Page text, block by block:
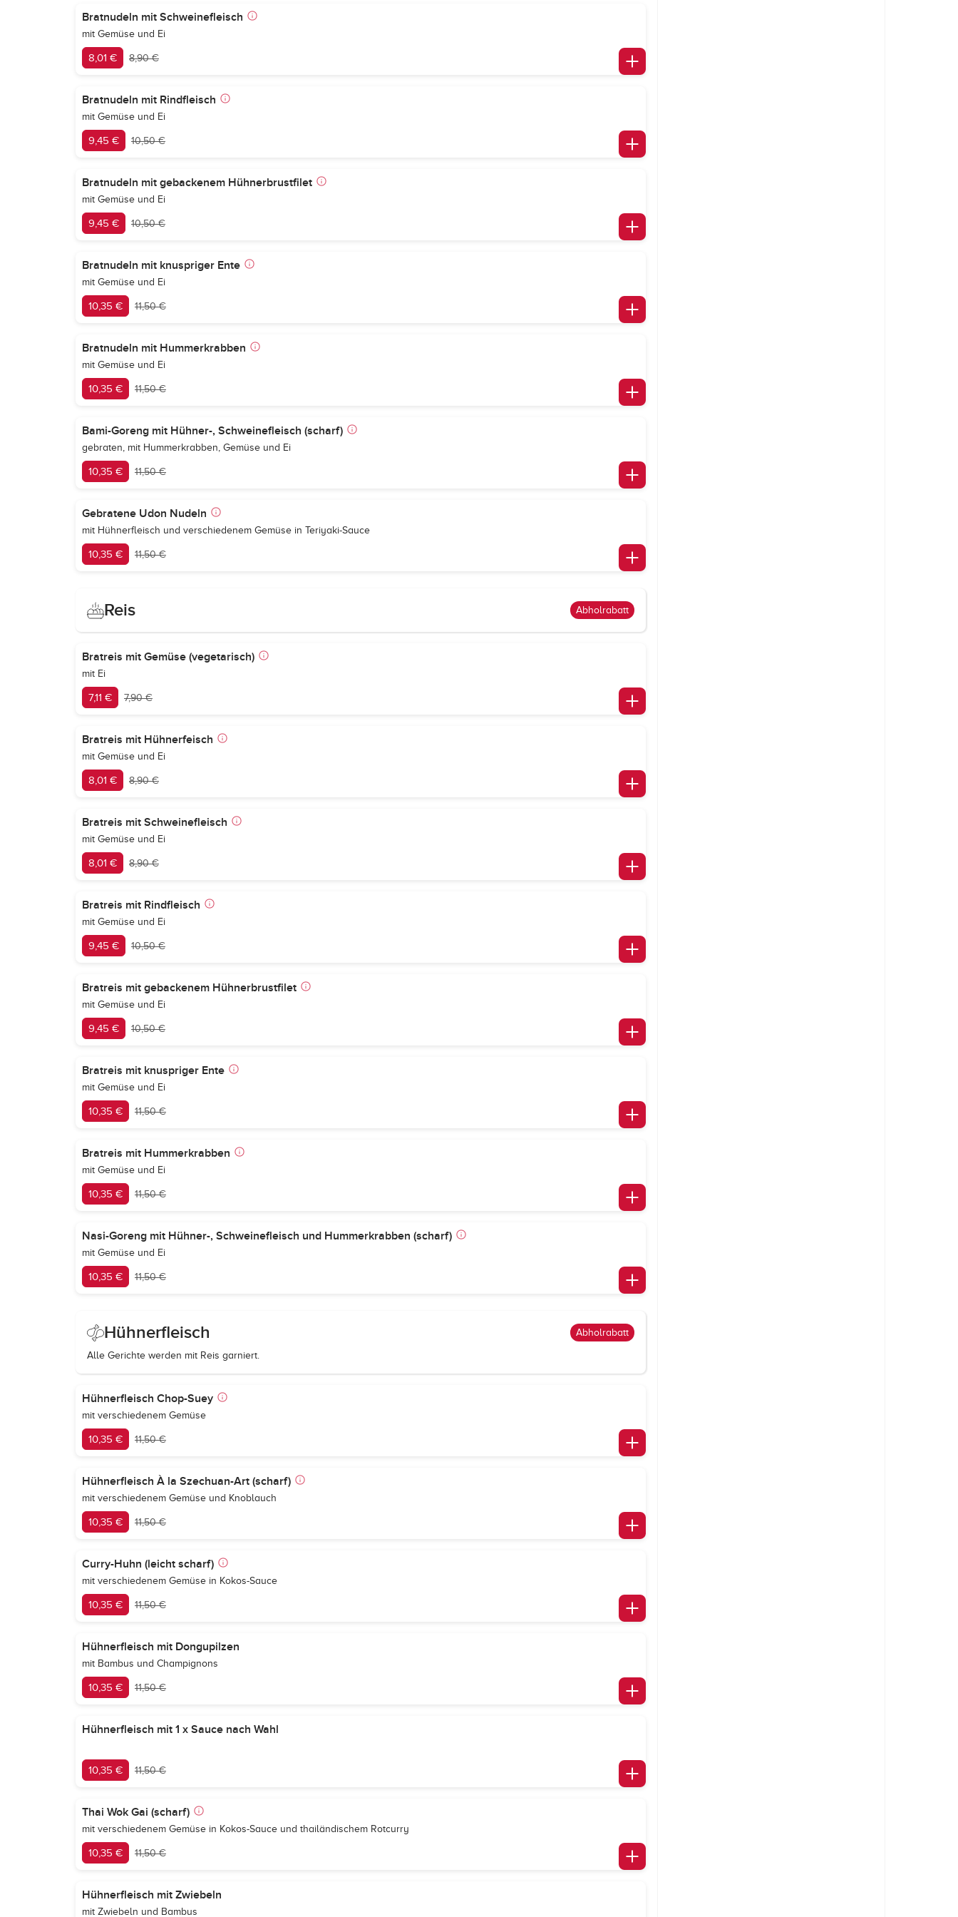
Bratnudeln mit Schweinefleisch
mit Gemüse und Ei
8,01 € 8,90 €
Bratnudeln mit Rindfleisch
mit Gemüse und Ei
9,45 € 10,50 €
Bratnudeln mit gebackenem Hühnerbrustfilet
mit Gemüse und Ei
9,45 € 10,50 €
Bratnudeln mit knuspriger Ente
mit Gemüse und Ei
10,35 € 11,50 €
Bratnudeln mit Hummerkrabben
mit Gemüse und Ei
10,35 € 11,50 €
Bami-Goreng mit Hühner-, Schweinefleisch (scharf)
gebraten, mit Hummerkrabben, Gemüse und Ei
10,35 € 11,50 €
Gebratene Udon Nudeln
mit Hühnerfleisch und verschiedenem Gemüse in Teriyaki-Sauce
10,35 € 11,50 €
Reis Abholrabatt
Bratreis mit Gemüse (vegetarisch)
mit Ei
7,11 € 7,90 €
Bratreis mit Hühnerfeisch
mit Gemüse und Ei
8,01 € 8,90 €
Bratreis mit Schweinefleisch
mit Gemüse und Ei
8,01 € 8,90 €
Bratreis mit Rindfleisch
mit Gemüse und Ei
9,45 € 10,50 €
Bratreis mit gebackenem Hühnerbrustfilet
mit Gemüse und Ei
9,45 € 10,50 €
Bratreis mit knuspriger Ente
mit Gemüse und Ei
10,35 € 11,50 €
Bratreis mit Hummerkrabben
mit Gemüse und Ei
10,35 € 11,50 €
Nasi-Goreng mit Hühner-, Schweinefleisch und Hummerkrabben (scharf)
mit Gemüse und Ei
10,35 € 11,50 €
Hühnerfleisch Abholrabatt
Alle Gerichte werden mit Reis garniert.
Hühnerfleisch Chop-Suey
mit verschiedenem Gemüse
10,35 € 11,50 €
Hühnerfleisch À la Szechuan-Art (scharf)
mit verschiedenem Gemüse und Knoblauch
10,35 € 11,50 €
Curry-Huhn (leicht scharf)
mit verschiedenem Gemüse in Kokos-Sauce
10,35 € 11,50 €
Hühnerfleisch mit Dongupilzen
mit Bambus und Champignons
10,35 € 11,50 €
Hühnerfleisch mit 1 x Sauce nach Wahl
10,35 € 11,50 €
Thai Wok Gai (scharf)
mit verschiedenem Gemüse in Kokos-Sauce und thailändischem Rotcurry
10,35 € 11,50 €
Hühnerfleisch mit Zwiebeln
mit Zwiebeln und Bambus